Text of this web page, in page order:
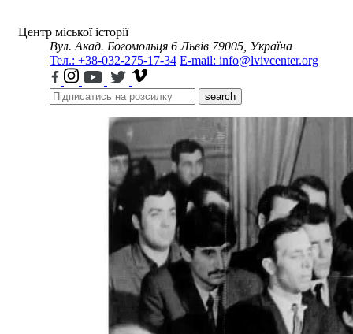
Центр міської історії
Вул. Акад. Богомольця 6 Львів 79005, Україна
Тел.: +38-032-275-17-34 E-mail: info@lvivcenter.org
search